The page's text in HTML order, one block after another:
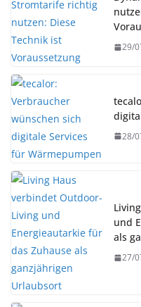
29/
28/
und
als
27/